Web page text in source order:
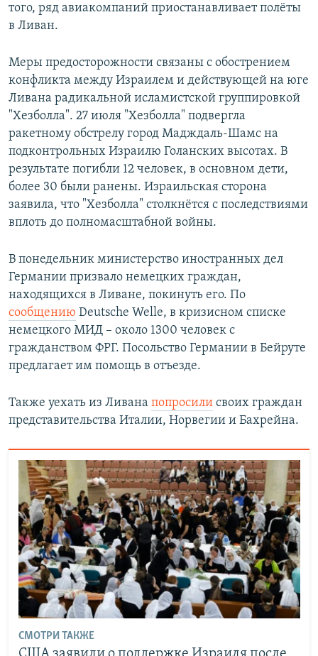
того, ряд авиакомпаний приостанавливает полёты
в Ливан.
Меры предосторожности связаны с обострением
конфликта между Израилем и действующей на юге
Ливана радикальной исламистской группировкой
"Хезболла". 27 июля "Хезболла" подвергла
ракетному обстрелу город Мадждаль-Шамс на
подконтрольных Израилю Голанских высотах. В
результате погибли 12 человек, в основном дети,
более 30 были ранены. Израильская сторона
заявила, что "Хезболла" столкнётся с последствиями
вплоть до полномасштабной войны.
В понедельник министерство иностранных дел
Германии призвало немецких граждан,
находящихся в Ливане, покинуть его. По
сообщению Deutsche Welle, в кризисном списке
немецкого МИД – около 1300 человек с
гражданством ФРГ. Посольство Германии в Бейруте
предлагает им помощь в отъезде.
Также уехать из Ливана попросили своих граждан
представительства Италии, Норвегии и Бахрейна.
СМОТРИ ТАКЖЕ